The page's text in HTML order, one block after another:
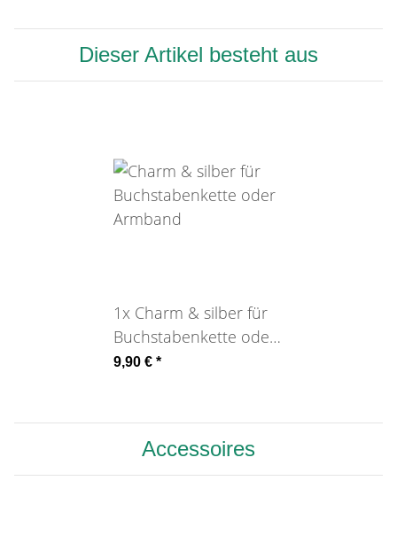
Dieser Artikel besteht aus
1x Charm & silber für
Buchstabenkette oder
Armband
9,90 € *
Accessoires